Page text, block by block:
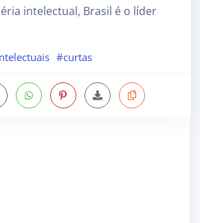
intelectual, Brasil é o líder
#curtas